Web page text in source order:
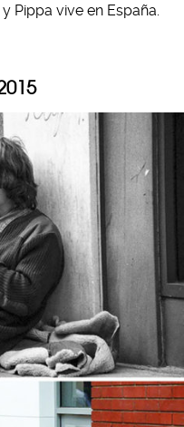
Pippa vive en España.